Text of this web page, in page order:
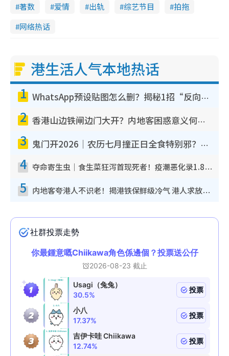
著数 爱情 出轨 综艺节目
拍拖
网络热话
港生活人气本地热话
1 WhatsApp预设贴图怎么删？揭秘1招“反向操作”还原简洁界面 附3步实测教程
2 香港山边铁闸边门大开？内地客困惑意义何在！网友神回复：这种叫法理性防御
3 鬼门开2026｜农历七月撞正日全食特别邪？专家警告切忌做一事！揭4大禁忌+2招保平安
4 夺命寄生虫｜食生菜狂泻首现死者！疫潮恶化录1.8万宗病例 揭洗菜3大谬误
5 内地客夸港人不识老！揭港铁保鲜级冷气 港人求放过：别投诉